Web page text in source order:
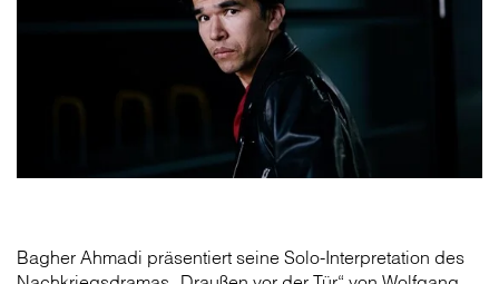
Bagher Ahmadi präsentiert seine Solo-Interpretation des